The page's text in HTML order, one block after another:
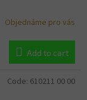
Objednáme pro vás
Add to cart
Code: 610211 00 00